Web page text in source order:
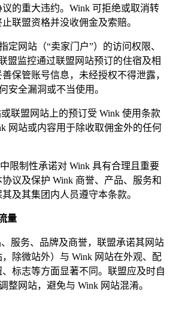
的重大违约。Wink 可拒绝或取消转
联盟资格并没收佣金及索赔。
定网站（“卖家门户”）的访问权限、
盟监控通过联盟网站预订的住宿及相
保管账号信息，未经授权不得泄露，
安全漏洞或不当使用。
联盟网站上的预订受 Wink 使用条款
网站或内容用于除收取佣金外的任何
限制性承诺对 Wink 具有合理且重要
议及保护 Wink 商誉、产品、服务和
及其集团内人员遵守本条款。
量
服务、品牌及商誉，联盟承诺其网站
，除微站外）与 Wink 网站在外观、配
标志等方面显著不同。联盟应及时自
整网站，避免与 Wink 网站混淆。